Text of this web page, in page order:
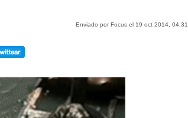
Enviado por Focus el 19 oct 2014, 04:31